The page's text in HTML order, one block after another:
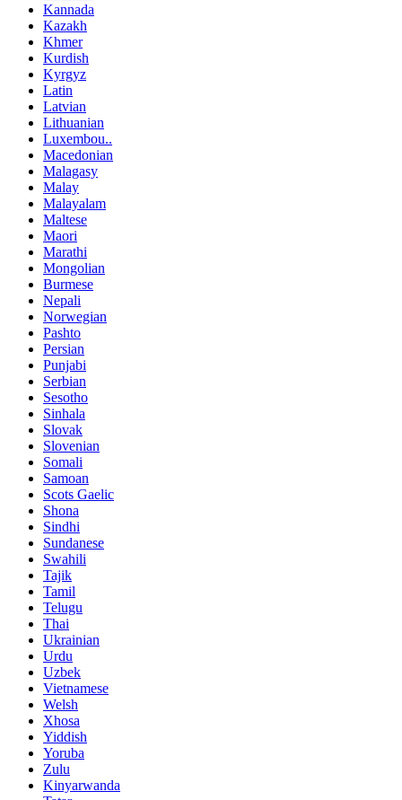
Kannada
Kazakh
Khmer
Kurdish
Kyrgyz
Latin
Latvian
Lithuanian
Luxembou..
Macedonian
Malagasy
Malay
Malayalam
Maltese
Maori
Marathi
Mongolian
Burmese
Nepali
Norwegian
Pashto
Persian
Punjabi
Serbian
Sesotho
Sinhala
Slovak
Slovenian
Somali
Samoan
Scots Gaelic
Shona
Sindhi
Sundanese
Swahili
Tajik
Tamil
Telugu
Thai
Ukrainian
Urdu
Uzbek
Vietnamese
Welsh
Xhosa
Yiddish
Yoruba
Zulu
Kinyarwanda